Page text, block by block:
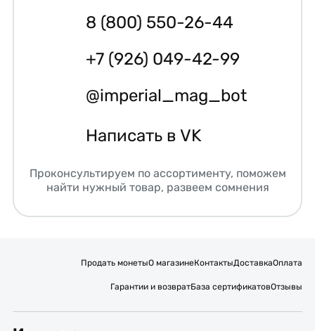
8 (800) 550-26-44
+7 (926) 049-42-99
@imperial_mag_bot
Написать в VK
Проконсультируем по ассортименту, поможем
найти нужный товар, развеем сомнения
Продать монетыО магазинеКонтактыДоставкаОплата
Гарантии и возвратБаза сертификатовОтзывы